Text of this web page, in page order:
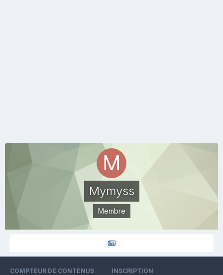
Mymyss
Membre
COMPTEUR DE CONTENUS INSCRIPTION